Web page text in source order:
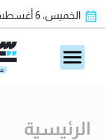
الخميس، 6 أغسطس 2026
الرئيسية